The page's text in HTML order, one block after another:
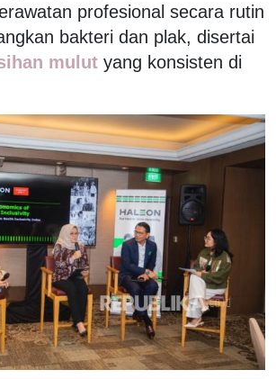
profesional secara rutin
bakteri dan plak, disertai
mulut yang konsisten di